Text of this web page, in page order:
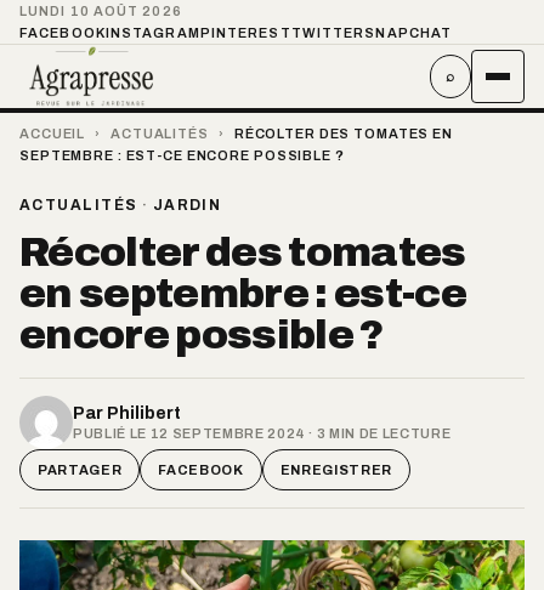
LUNDI 10 AOÛT 2026
FACEBOOKINSTAGRAMPINTEREST TWITTER SNAPCHAT
⌕
ACCUEIL › ACTUALITÉS ›
RÉCOLTER DES TOMATES EN
SEPTEMBRE : EST-CE ENCORE POSSIBLE ?
ACTUALITÉS · JARDIN
Récolter des tomates
en septembre : est-ce
encore possible ?
Par Philibert
PUBLIÉ LE 12 SEPTEMBRE 2024 · 3 MIN DE LECTURE
PARTAGER FACEBOOK ENREGISTRER